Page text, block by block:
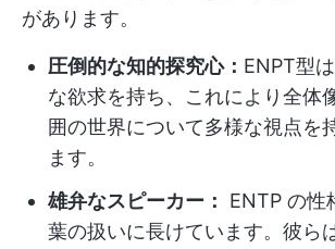
があります。
圧倒的な知的探究心： ENPT型
な欲求を持ち、これにより全体
囲の世界について多様な視点を
ます。
雄弁なスピーカー：
ENTP の性
葉の扱いに長けています。彼ら